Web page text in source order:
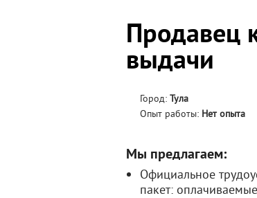
Продавец
выдачи
Город: Тула
Опыт работы: Нет опыта
Мы предлагаем:
Официальное
пакет: